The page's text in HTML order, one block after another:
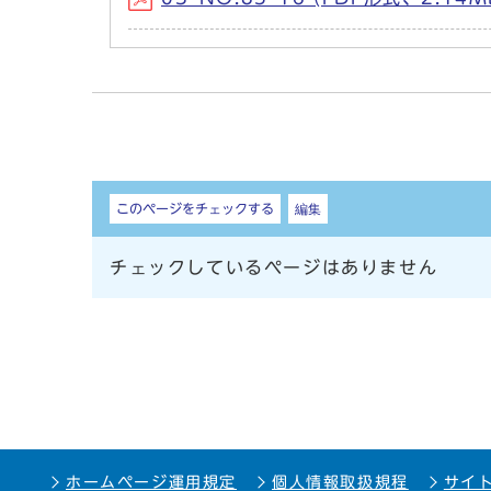
しおり
このページをチェックする 編集
チェックしているページはありません
ホームページ運用規定 個人情報取扱規程 サイ